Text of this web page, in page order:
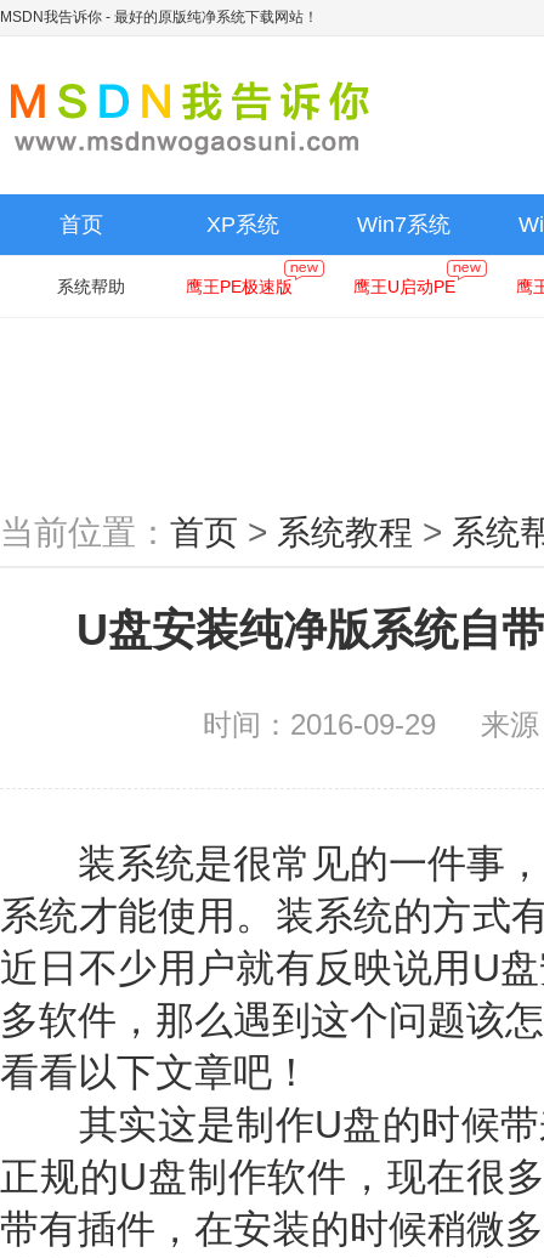
MSDN我告诉你 - 最好的原版纯净系统下载网站！
首页 XP系统 Win7系统
系统帮助 鹰王PE极速版 鹰王U启动PE 鹰
当前位置： 首页 > 系统教程 > 系统
U盘安装纯净版系统自
时间：2016-09-29 来
装系统是很常见的一件事，
系统才能使用。装系统的方式
近日不少用户就有反映说用U
多软件，那么遇到这个问题该
看看以下文章吧！
其实这是制作U盘的时候带
正规的U盘制作软件，现在很
带有插件，在安装的时候稍微